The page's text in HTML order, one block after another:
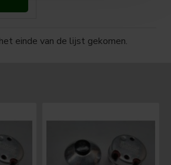
einde van de lijst gekomen.